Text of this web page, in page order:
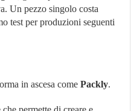
Un pezzo singolo costa
test per produzioni seguenti
in ascesa comePackly.